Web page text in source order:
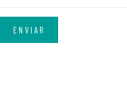
ENVIAR